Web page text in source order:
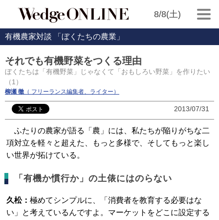
8/8(土)
有機農家対談 「ぼくたちの農業」
それでも有機野菜をつくる理由
ぼくたちは「有機野菜」じゃなくて「おもしろい野菜」を作りたい
（1）
柳瀬 徹 （ フリーランス編集者、ライター）
2013/07/31
ふたりの農家が語る「農」には、私たちが陥りがちな二
項対立を軽々と超えた、もっと多様で、そしてもっと楽し
い世界が拓けている。
「有機か慣行か」の土俵にはのらない
久松：極めてシンプルに、「消費者を教育する必要はな
い」と考えているんですよ。マーケットをどこに設定する